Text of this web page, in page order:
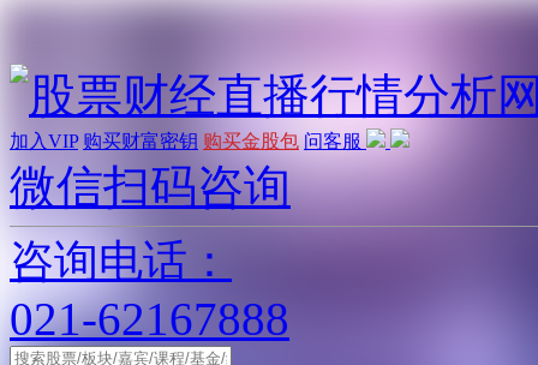
加入VIP 购买财富密钥 购买金股包 问客服
微信扫码咨询
咨询电话：
021-62167888